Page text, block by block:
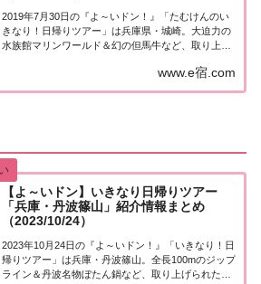
2019年7月30日の『よ～いドン！』「たむけんのい
きなり！日帰りツアー」は兵庫県・城崎。大迫力の
水族館マリンワールド＆幻の但馬牛など、取り上げ
ツアー街行く人にいきなり声をかけ、そのまま日帰
りツアーにご招待する『たむけんの日帰りツアー...
www.e宿.com
【よ～いドン】いきなり日帰りツアー
「兵庫・丹波篠山」紹介情報まとめ
（2023/10/24）
2023年10月24日の『よ～いドン！』「いきなり！日
帰りツアー」は兵庫・丹波篠山。全長100mのジップ
ライン＆丹波名物ぼたん鍋など、取り上げられた情